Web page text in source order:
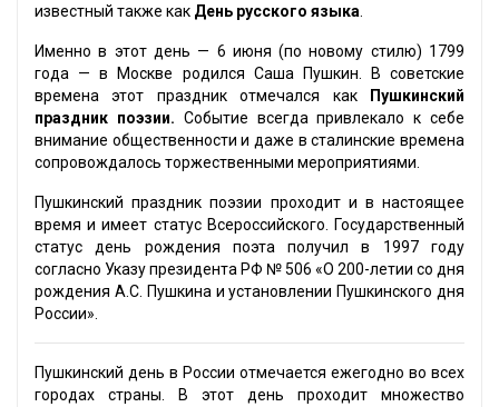
известный также как День русского языка.
Именно в этот день — 6 июня (по новому стилю) 1799
года — в Москве родился Саша Пушкин. В советские
времена этот праздник отмечался как
Пушкинский
праздник поэзии. Событие всегда привлекало к себе
внимание общественности и даже в сталинские времена
сопровождалось торжественными мероприятиями.
Пушкинский праздник поэзии проходит и в настоящее
время и имеет статус Всероссийского. Государственный
статус день рождения поэта получил в 1997 году
согласно Указу президента РФ № 506 «О 200-летии со дня
рождения А.С. Пушкина и установлении Пушкинского дня
России».
Пушкинский день в России отмечается ежегодно во всех
городах страны. В этот день проходит множество